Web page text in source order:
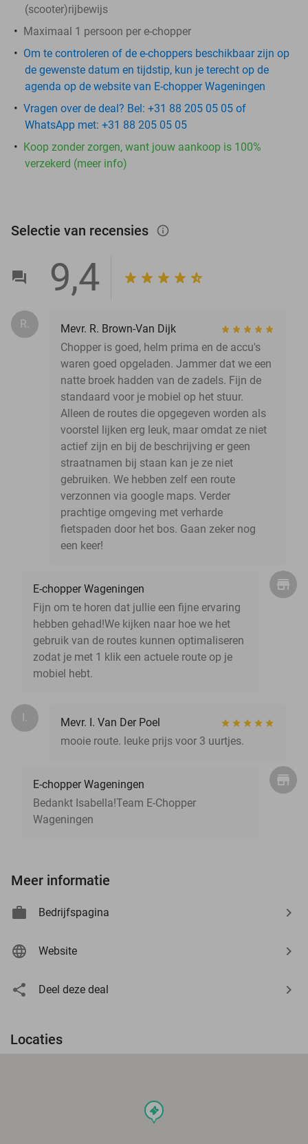
(scooter)rijbewijs
Maximaal 1 persoon per e-chopper
Om te controleren of de e-choppers beschikbaar zijn op
de gewenste datum en tijdstip, kun je terecht op de
agenda op de website van E-chopper Wageningen
Vragen over de deal? Bel: +31 88 205 05 05 of
WhatsApp met: +31 88 205 05 05
Koop zonder zorgen, want jouw aankoop is 100%
verzekerd (meer info)
Selectie van recensies info_outlined
9,4
R.
Mevr. R. Brown-Van Dijk
Chopper is goed, helm prima en de accu's
waren goed opgeladen. Jammer dat we een
natte broek hadden van de zadels. Fijn de
standaard voor je mobiel op het stuur.
Alleen de routes die opgegeven worden als
voorstel lijken erg leuk, maar omdat ze niet
actief zijn en bij de beschrijving er geen
straatnamen bij staan kan je ze niet
gebruiken. We hebben zelf een route
verzonnen via google maps. Verder
prachtige omgeving met verharde
fietspaden door het bos. Gaan zeker nog
een keer!
E-chopper Wageningen
Fijn om te horen dat jullie een fijne ervaring
hebben gehad!We kijken naar hoe we het
gebruik van de routes kunnen optimaliseren
zodat je met 1 klik een actuele route op je
mobiel hebt.
I.
Mevr. I. Van Der Poel
mooie route. leuke prijs voor 3 uurtjes.
E-chopper Wageningen
Bedankt Isabella!Team E-Chopper
Wageningen
Meer informatie
Bedrijfspagina
Website
Deel deze deal
Locaties
events